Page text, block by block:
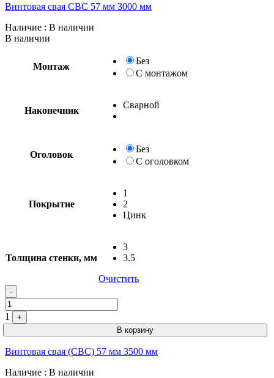
Винтовая свая СВС 57 мм 3000 мм
Наличие : В наличии
В наличии
Монтаж
Без
С монтажом
Наконечник
Сварной
Оголовок
Без
С оголовком
Покрытие
1
2
Цинк
Толщина стенки, мм
3
3.5
Очистить
-
1
+
В корзину
Винтовая свая (СВС) 57 мм 3500 мм
Наличие : В наличии